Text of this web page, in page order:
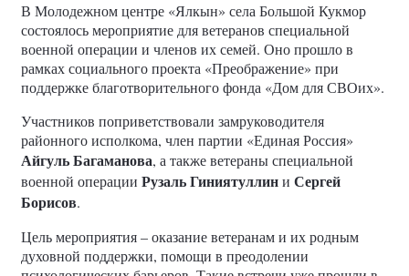
В Молодежном центре «Ялкын» села Большой Кукмор
состоялось мероприятие для ветеранов специальной
военной операции и членов их семей. Оно прошло в
рамках социального проекта «Преображение» при
поддержке благотворительного фонда «Дом для СВОих».
Участников поприветствовали замруководителя
районного исполкома, член партии «Единая Россия»
Айгуль Багаманова, а также ветераны специальной
военной операции Рузаль Гиниятуллини Сергей
Борисов.
Цель мероприятия – оказание ветеранам и их родным
духовной поддержки, помощи в преодолении